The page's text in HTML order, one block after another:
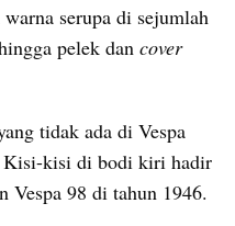
serupa di sejumlah
pelek dan cover
tidak ada di Vespa
Kisi-kisi di bodi kiri hadir
Vespa 98 di tahun 1946.